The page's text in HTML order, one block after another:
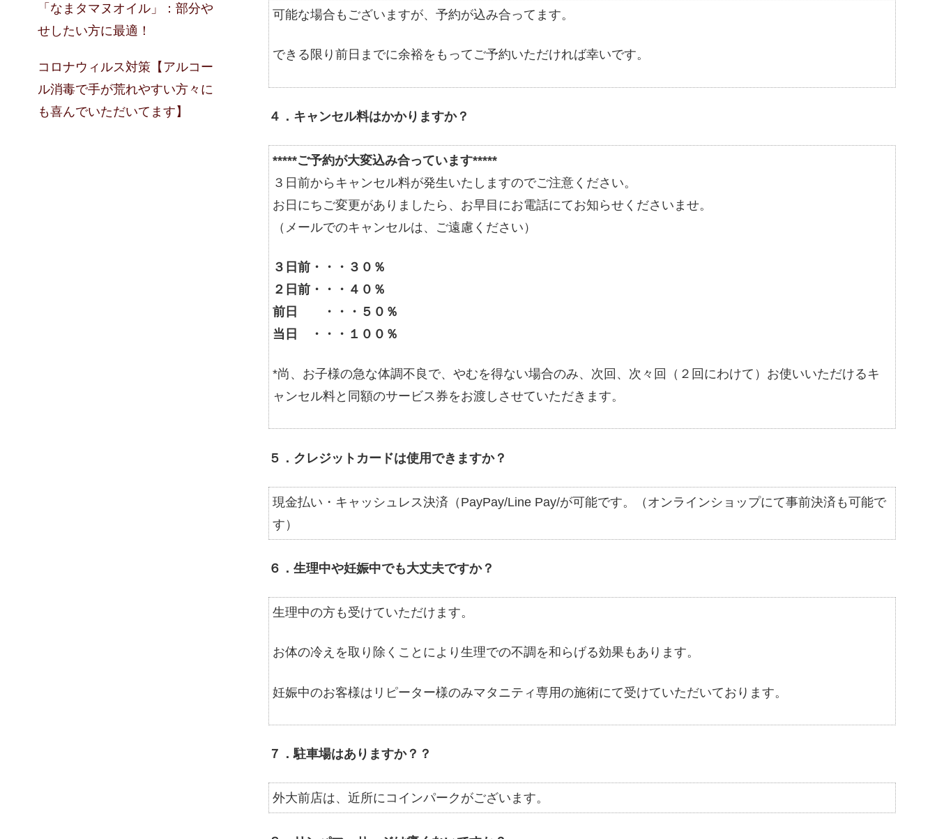
可能な場合もございますが、予約が込み合ってます。
できる限り前日までに余裕をもってご予約いただければ幸いです。
４．キャンセル料はかかりますか？
*****ご予約が大変込み合っています*****
３日前からキャンセル料が発生いたしますのでご注意ください。
お日にちご変更がありましたら、お早目にお電話にてお知らせくださいませ。
（メールでのキャンセルは、ご遠慮ください）
３日前・・・３０％
２日前・・・４０％
前日 ・・・５０％
当日 ・・・１００％
*尚、お子様の急な体調不良で、やむを得ない場合のみ、次回、次々回（２回にわけて）お使いいただけるキ
ャンセル料と同額のサービス券をお渡しさせていただきます。
５．クレジットカードは使用できますか？
現金払い・キャッシュレス決済（PayPay/Line Pay/が可能です。（オンラインショップにて事前決済も可能で
す）
６．生理中や妊娠中でも大丈夫ですか？
生理中の方も受けていただけます。
お体の冷えを取り除くことにより生理での不調を和らげる効果もあります。
妊娠中のお客様はリピーター様のみマタニティ専用の施術にて受けていただいております。
７．駐車場はありますか？？
外大前店は、近所にコインパークがございます。
「なまタマヌオイル」：部分や
せしたい方に最適！
コロナウィルス対策【アルコー
ル消毒で手が荒れやすい方々に
も喜んでいただいてます】